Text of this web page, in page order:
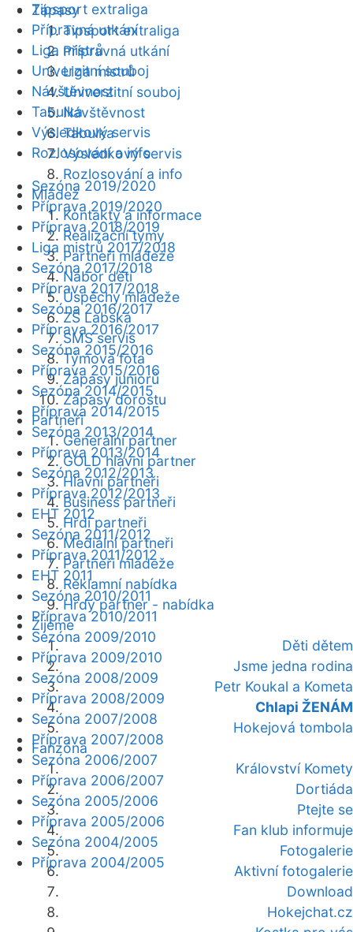
Zápasy
Tipsport extraliga
Přípravná utkání
Liga mistrů
Univerzitní souboj
Návštěvnost
Tabulka
Výsledkový servis
Rozlosování a info
Mládež
Kontakty a informace
Realizační týmy
Partneři mládeže
Nábor dětí
Úspěchy mládeže
ZŠ Labská
SMS servis
Týmová fota
Zápasy juniorů
Zápasy dorostu
Partneři
Generální partner
GOLD hlavní partner
Hlavní partneři
Business partneři
Hrdí partneři
Mediální partneři
Partneři mládeže
Reklamní nabídka
Hrdý partner - nabídka
Žijeme
Děti dětem
Jsme jedna rodina
Petr Koukal a Kometa
Chlapi ŽENÁM
Hokejová tombola
Fanzóna
Království Komety
Dortiáda
Ptejte se
Fan klub informuje
Fotogalerie
Aktivní fotogalerie
Download
Hokejchat.cz
Tipsport extraliga
Přípravná utkání
Liga mistrů
Univerzitní souboj
Návštěvnost
Tabulka
Výsledkový servis
Rozlosování a info
Sezóna 2019/2020
Příprava 2019/2020
Příprava 2018/2019
Liga mistrů 2017/2018
Sezóna 2017/2018
Příprava 2017/2018
Sezóna 2016/2017
Příprava 2016/2017
Sezóna 2015/2016
Příprava 2015/2016
Sezóna 2014/2015
Příprava 2014/2015
Sezóna 2013/2014
Příprava 2013/2014
Sezóna 2012/2013
Příprava 2012/2013
EHT 2012
Sezóna 2011/2012
Příprava 2011/2012
EHT 2011
Sezóna 2010/2011
Příprava 2010/2011
Sezóna 2009/2010
Příprava 2009/2010
Sezóna 2008/2009
Příprava 2008/2009
Sezóna 2007/2008
Příprava 2007/2008
Sezóna 2006/2007
Příprava 2006/2007
Sezóna 2005/2006
Příprava 2005/2006
Sezóna 2004/2005
Příprava 2004/2005